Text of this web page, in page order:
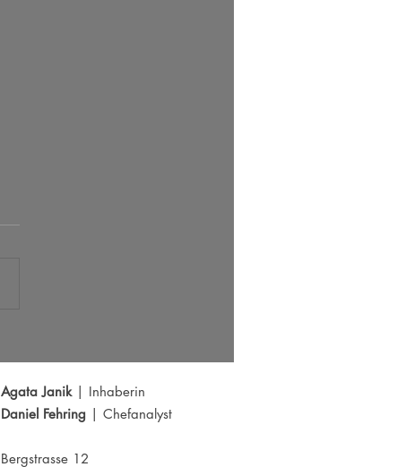
Agata Janik| Inhaberin
Daniel Fehring | Chefanalyst
Bergstrasse 12